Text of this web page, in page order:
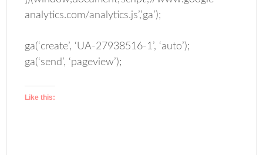
analytics.com/analytics.js’,’ga’);
ga(‘create’, ‘UA-27938516-1’, ‘auto’);
ga(‘send’, ‘pageview’);
Like this: